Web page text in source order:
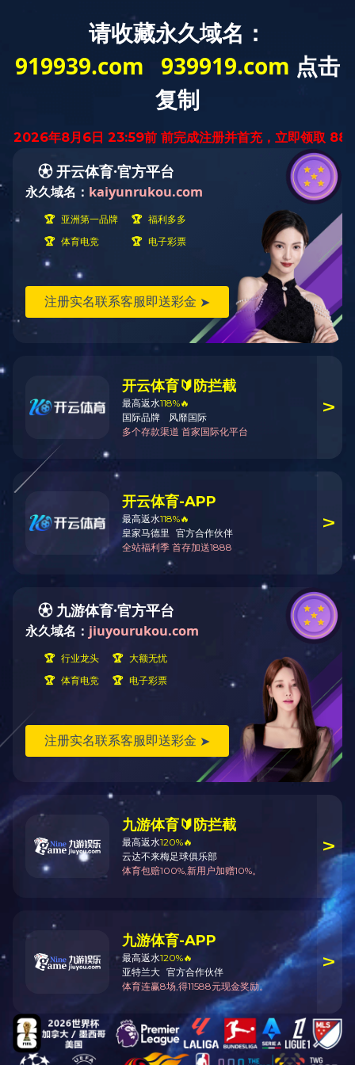
图说科大
同花顺·同花顺（中国）官方网 -活力山科
活力山科
2025“梦起篮上
山东省青岛市黄岛区前湾港路579号 邮编266590